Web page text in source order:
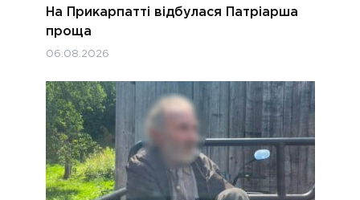
На Прикарпатті відбулася Патріарша
проща
06.08.2026